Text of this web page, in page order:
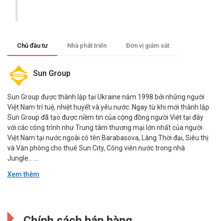
Chủ đầu tư Nhà phát triển Đơn vị giám sát
Sun Group
Sun Group được thành lập tại Ukraine năm 1998 bởi những người
Việt Nam trí tuệ, nhiệt huyết và yêu nước. Ngay từ khi mới thành lập
Sun Group đã tạo được niềm tin của cộng đồng người Việt tại đây
với các công trình như Trung tâm thương mại lớn nhất của người
Việt Nam tại nước ngoài có tên Barabasova, Làng Thời đại, Siêu thị
và Văn phòng cho thuê Sun City, Công viên nước trong nhà
Jungle… ...
Xem thêm